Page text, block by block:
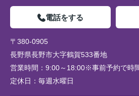
電話をする
〒380-0905
長野県長野市大字鶴賀533番地
営業時間： 9:00～18:00※事前予約で時
定休日： 毎週水曜日